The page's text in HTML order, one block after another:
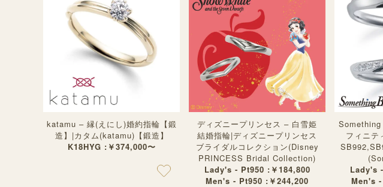
katamu – 縁(えにし)婚約指輪【鍛
造】|カタム(katamu)【鍛造】
K18HYG :￥374,000〜
ディズニープリンセス – 白雪姫
結婚指輪|ディズニープリンセス
ブライダルコレクション(Disney
PRINCESS Bridal Collection)
Lady's - Pt950 :￥184,800
Men's - Pt950 :￥244,200
フィニ
Lady's
Men's